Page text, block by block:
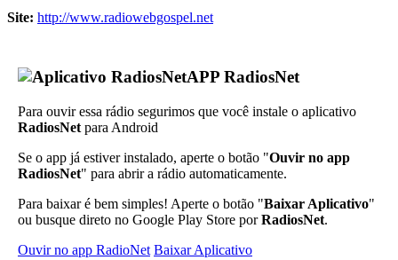
Site: http://www.radiowebgospel.net
APP RadiosNet
Para ouvir essa rádio segurimos que você instale o aplicativo
RadiosNet para Android
Se o app já estiver instalado, aperte o botão "Ouvir no app
RadiosNet" para abrir a rádio automaticamente.
Para baixar é bem simples! Aperte o botão "Baixar Aplicativo"
ou busque direto no Google Play Store porRadiosNet.
Ouvir no app RadioNet Baixar Aplicativo